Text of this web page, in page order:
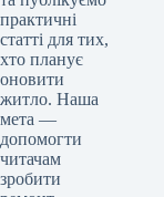
практичні
статті для тих,
хто планує
оновити
житло. Наша
мета —
допомогти
читачам
зробити